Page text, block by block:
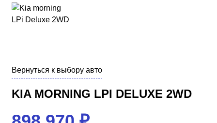
Вернуться к выбору авто
KIA MORNING LPI DELUXE 2WD